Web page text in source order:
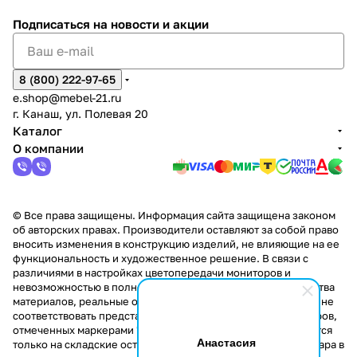
Анастасия
Подписаться на новости и акции
8 (800) 222-97-65
e.shop@mebel-21.ru
г. Канаш, ул. Полевая 20
Каталог
О компании
© Все права защищены. Информация сайта защищена законом
об авторских правах. Производители оставляют за собой право
вносить изменения в конструкцию изделий, не влияющие на ее
функциональность и художественное решение. В связи с
различиями в настройках цветопередачи мониторов и
невозможностью в полной мере передать некоторые свойства
материалов, реальные оттенки и текстуры продукции могут не
соответствовать представленным на сайте. Стоимость товаров,
отмеченных маркерами "Скидка!" и "Акция!" распространяется
только на складские остатки. Стоимость заказа данного товара в